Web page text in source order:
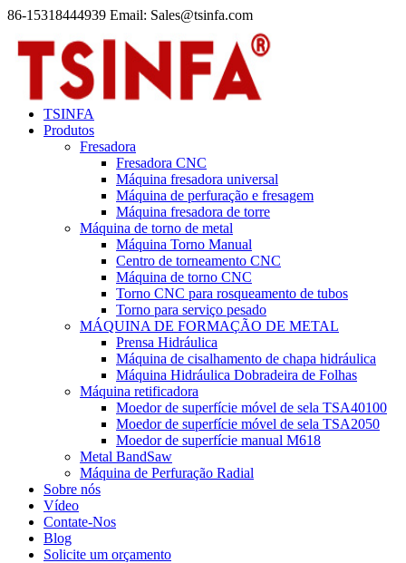
86-15318444939 Email: Sales@tsinfa.com
TSINFA
Produtos
Fresadora
Fresadora CNC
Máquina fresadora universal
Máquina de perfuração e fresagem
Máquina fresadora de torre
Máquina de torno de metal
Máquina Torno Manual
Centro de torneamento CNC
Máquina de torno CNC
Torno CNC para rosqueamento de tubos
Torno para serviço pesado
MÁQUINA DE FORMAÇÃO DE METAL
Prensa Hidráulica
Máquina de cisalhamento de chapa hidráulica
Máquina Hidráulica Dobradeira de Folhas
Máquina retificadora
Moedor de superfície móvel de sela TSA40100
Moedor de superfície móvel de sela TSA2050
Moedor de superfície manual M618
Metal BandSaw
Máquina de Perfuração Radial
Sobre nós
Vídeo
Contate-Nos
Blog
Solicite um orçamento